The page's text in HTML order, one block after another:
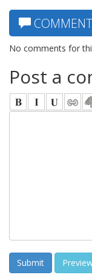
No comments for
Post a